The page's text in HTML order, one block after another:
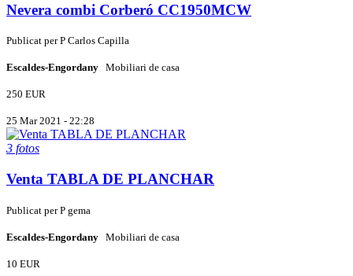
Nevera combi Corberó CC1950MCW
Publicat perP Carlos Capilla
Escaldes-Engordany Mobiliari de casa
250 EUR
25 Mar 2021 - 22:28
3 fotos
Venta TABLA DE PLANCHAR
Publicat perP gema
Escaldes-Engordany Mobiliari de casa
10 EUR